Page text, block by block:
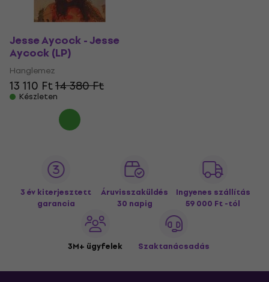
Jesse Aycock - Jesse
Aycock (LP)
Hanglemez
13 110 Ft14 380 Ft
Készleten
3 év kiterjesztett
garancia
Áruvisszaküldés
30 napig
Ingyenes szállítás
59 000 Ft -tól
3M+ ügyfelek Szaktanácsadás